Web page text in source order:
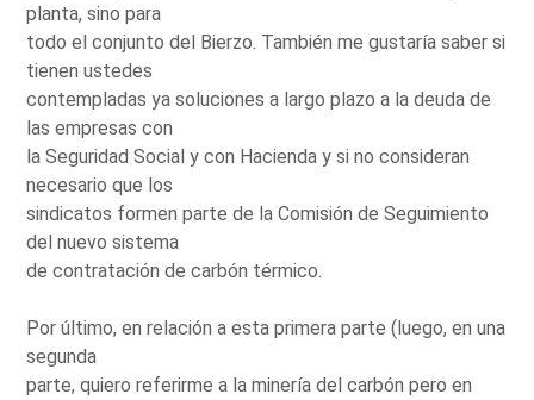
planta, sino para
todo el conjunto del Bierzo. También me gustaría saber si
tienen ustedes
contempladas ya soluciones a largo plazo a la deuda de
las empresas con
la Seguridad Social y con Hacienda y si no consideran
necesario que los
sindicatos formen parte de la Comisión de Seguimiento
del nuevo sistema
de contratación de carbón térmico.
Por último, en relación a esta primera parte (luego, en una
segunda
parte, quiero referirme a la minería del carbón pero en